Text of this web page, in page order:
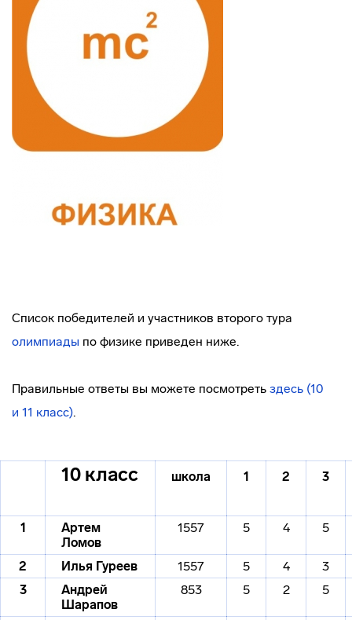
Список победителей и участников второго тура
олимпиады по физике приведен ниже.
Правильные ответы вы можете посмотреть здесь (10
и 11 класс).
10 класс школа 1 2 3
1
Артем
Ломов
1557 5 4 5
2 Илья Гуреев 1557 5 4
3
3
Андрей
Шарапов
853 5 2 5